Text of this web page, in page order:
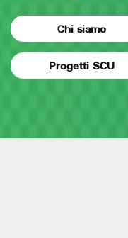
Chi siamo
Progetti SCU